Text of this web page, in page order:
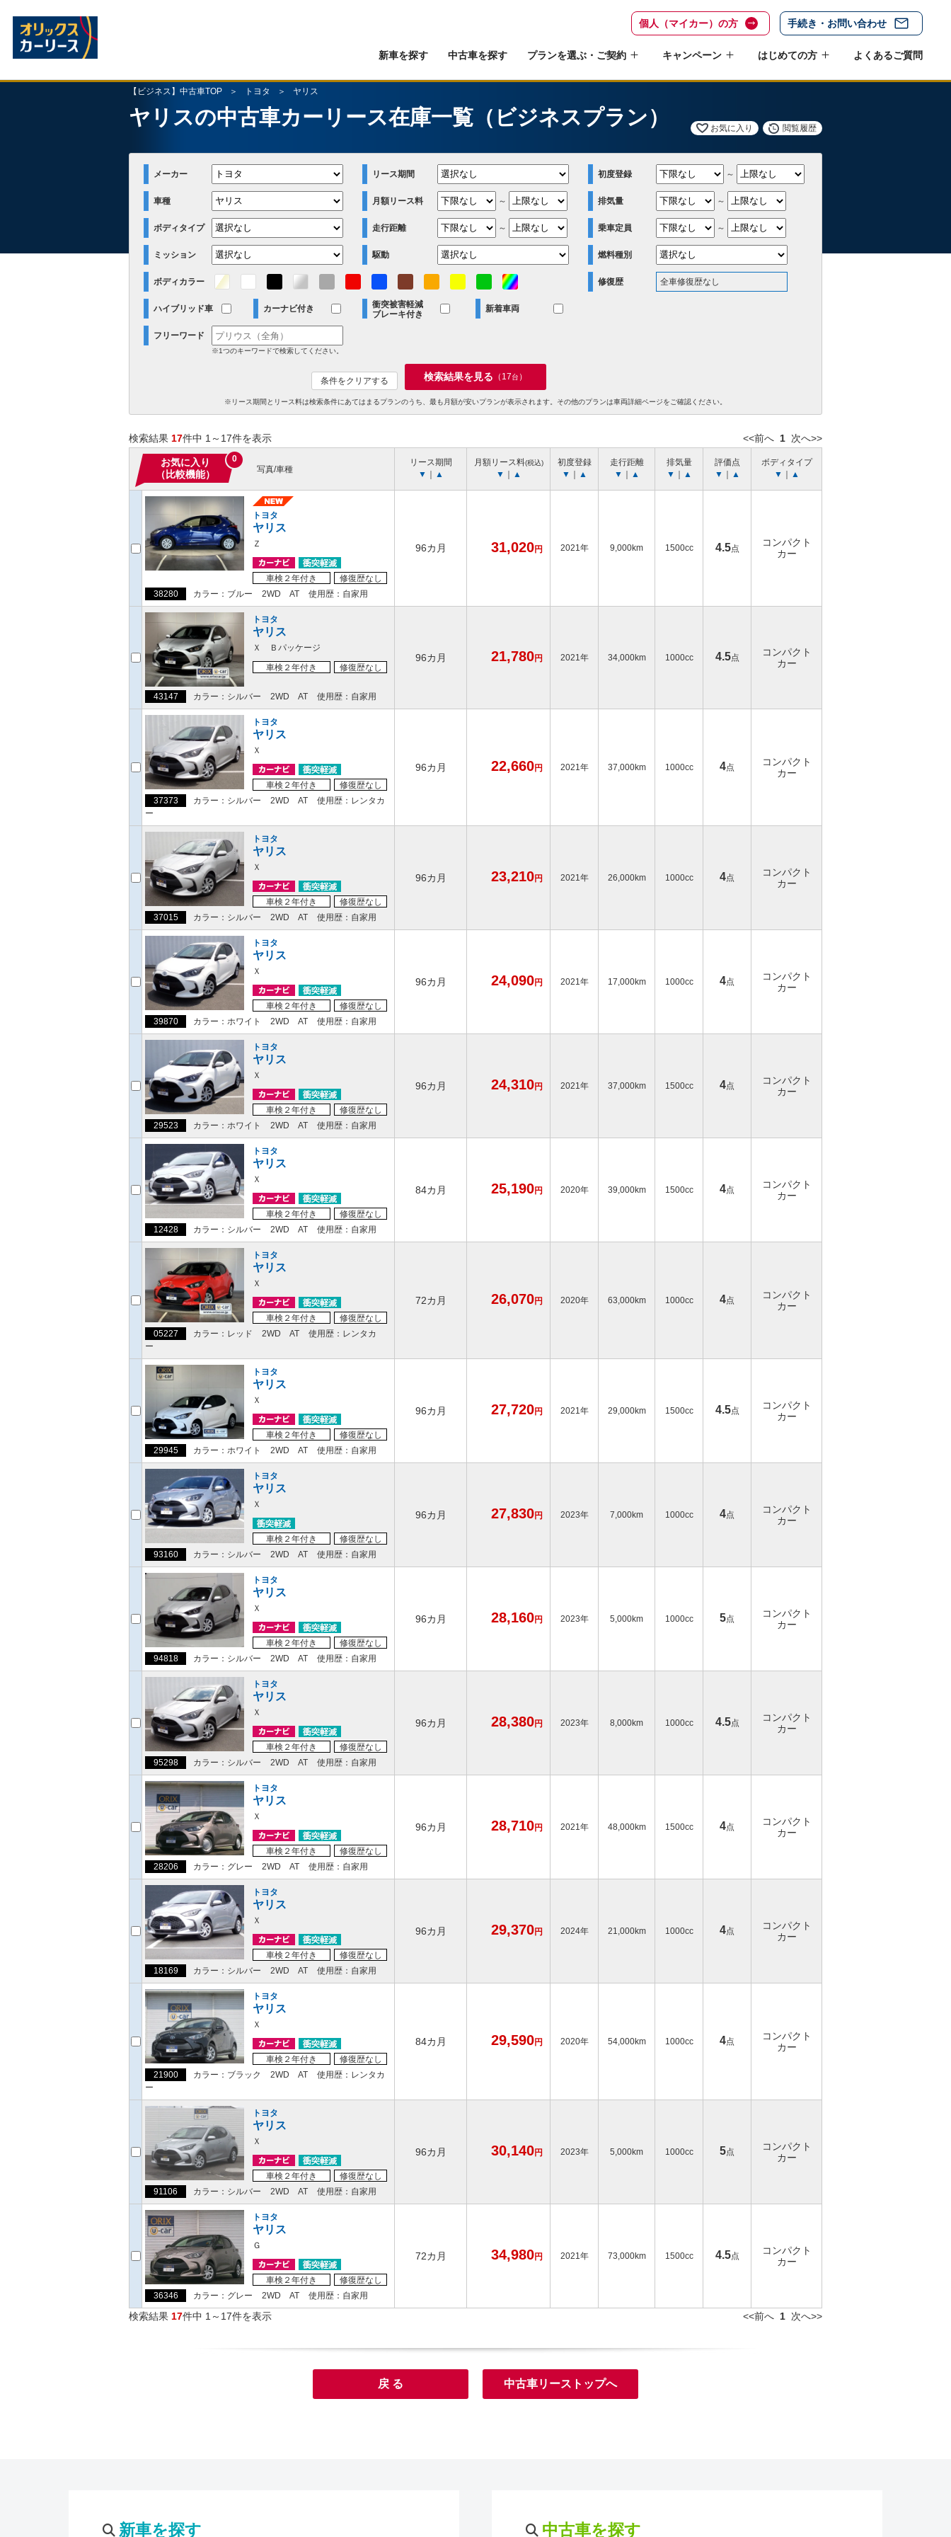
個人（マイカー）の方 手続き・お問い合わせ
新車を探す 中古車を探す プランを選ぶ・ご契約 キャンペーン はじめての方 よくあるご質問
【ビジネス】中古車TOP トヨタ ヤリス
ヤリスの中古車カーリース在庫一覧（ビジネスプラン） お気に入り 閲覧履歴
メーカー リース期間 初度登録 ～
車種 月額リース料 ～ 排気量 ～
ボディタイプ 走行距離 ～ 乗車定員 ～
ミッション 駆動 燃料種別
ボディカラー 修復歴 全車修復歴なし
ハイブリッド車 カーナビ付き
衝突被害軽減
ブレーキ付き
新着車両
フリーワード
※1つのキーワードで検索してください。
条件をクリアする 検索結果を見る （ 17台 ）
※リース期間とリース料は検索条件にあてはまるプランのうち、最も月額が安いプランが表示されます。その他のプランは車両詳細ページをご確認ください。
検索結果 17件中 1～17件を表示 <<前へ 1 次へ>>
お気に入り
（比較機能）
0
写真/車種
リース期間
▼
▲
月額リース料(税込)
▼ ▲
初度登録
▼
▲
走行距離
▼
▲
排気量
▼
▲
評価点
▼
▲
ボディタイプ
▼
▲
トヨタ
ヤリス
Ｚ
車検２年付き
修復歴なし
38280
カラー：ブルー 2WD AT 使用歴：自家用
96カ月 31,020円 2021年 9,000km 1500cc 4.5点
コンパクト
カー
トヨタ
ヤリス
Ｘ Ｂパッケージ
車検２年付き
修復歴なし
43147 カラー：シルバー 2WD AT 使用歴：自家用
96カ月 21,780円 2021年 34,000km 1000cc 4.5点
コンパクト
カー
トヨタ
ヤリス
Ｘ
車検２年付き
修復歴なし
37373
カラー：シルバー 2WD AT
使用歴：レンタカ
ー
96カ月 22,660円 2021年 37,000km 1000cc 4点
コンパクト
カー
トヨタ
ヤリス
Ｘ
車検２年付き
修復歴なし
37015
カラー：シルバー 2WD AT 使用歴：自家用
96カ月 23,210円 2021年 26,000km 1000cc 4点
コンパクト
カー
トヨタ
ヤリス
Ｘ
車検２年付き
修復歴なし
39870
カラー：ホワイト 2WD AT 使用歴：自家用
96カ月 24,090円 2021年 17,000km 1000cc 4点
コンパクト
カー
トヨタ
ヤリス
Ｘ
車検２年付き
修復歴なし
29523
カラー：ホワイト 2WD AT 使用歴：自家用
96カ月 24,310円 2021年 37,000km 1500cc 4点
コンパクト
カー
トヨタ
ヤリス
Ｘ
車検２年付き
修復歴なし
12428
カラー：シルバー 2WD AT 使用歴：自家用
84カ月 25,190円 2020年 39,000km 1500cc 4点
コンパクト
カー
トヨタ
ヤリス
Ｘ
車検２年付き
修復歴なし
05227
カラー：レッド 2WD AT
使用歴：レンタカ
ー
72カ月 26,070円 2020年 63,000km 1000cc 4点
コンパクト
カー
トヨタ
ヤリス
Ｘ
車検２年付き
修復歴なし
29945
カラー：ホワイト 2WD AT 使用歴：自家用
96カ月 27,720円 2021年 29,000km 1500cc 4.5点
コンパクト
カー
トヨタ
ヤリス
Ｘ
車検２年付き
修復歴なし
93160
カラー：シルバー 2WD AT 使用歴：自家用
96カ月 27,830円 2023年 7,000km 1000cc 4点
コンパクト
カー
トヨタ
ヤリス
Ｘ
車検２年付き
修復歴なし
94818
カラー：シルバー 2WD AT 使用歴：自家用
96カ月 28,160円 2023年 5,000km 1000cc 5点
コンパクト
カー
トヨタ
ヤリス
Ｘ
車検２年付き
修復歴なし
95298
カラー：シルバー 2WD AT 使用歴：自家用
96カ月 28,380円 2023年 8,000km 1000cc 4.5点
コンパクト
カー
トヨタ
ヤリス
Ｘ
車検２年付き
修復歴なし
28206
カラー：グレー 2WD AT 使用歴：自家用
96カ月 28,710円 2021年 48,000km 1500cc 4点
コンパクト
カー
トヨタ
ヤリス
Ｘ
車検２年付き
修復歴なし
18169
カラー：シルバー 2WD AT 使用歴：自家用
96カ月 29,370円 2024年 21,000km 1000cc 4点
コンパクト
カー
トヨタ
ヤリス
Ｘ
車検２年付き
修復歴なし
21900
カラー：ブラック 2WD AT
使用歴：レンタカ
ー
84カ月 29,590円 2020年 54,000km 1000cc 4点
コンパクト
カー
トヨタ
ヤリス
Ｘ
車検２年付き
修復歴なし
91106
カラー：シルバー 2WD AT 使用歴：自家用
96カ月 30,140円 2023年 5,000km 1000cc 5点
コンパクト
カー
トヨタ
ヤリス
Ｇ
車検２年付き
修復歴なし
36346
カラー：グレー 2WD AT 使用歴：自家用
72カ月 34,980円 2021年 73,000km 1500cc 4.5点
コンパクト
カー
検索結果 17件中 1～17件を表示 <<前へ 1 次へ>>
戻 る 中古車リーストップへ
新車を探す 中古車を探す